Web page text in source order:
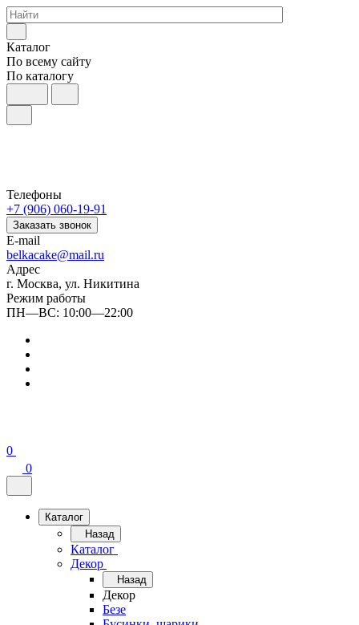
Каталог
По всему сайту
По каталогу
Телефоны
+7 (906) 060-19-91
Заказать звонок
E-mail
belkacake@mail.ru
Адрес
г. Москва, ул. Никитина
Режим работы
ПН—ВС: 10:00—22:00
0
0
Каталог
Назад
Каталог
Декор
Назад
Декор
Безе